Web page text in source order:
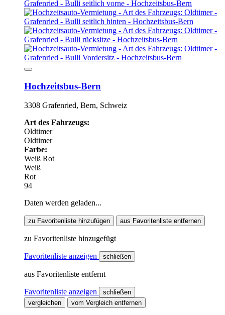
Hochzeitsbus-Bern
3308 Grafenried, Bern, Schweiz
Art des Fahrzeugs:
Oldtimer
Oldtimer
Farbe:
Weiß Rot
Weiß
Rot
94
Daten werden geladen...
zu Favoritenliste hinzufügen aus Favoritenliste entfernen
zu Favoritenliste hinzugefügt
Favoritenliste anzeigen schließen
aus Favoritenliste entfernt
Favoritenliste anzeigen
schließen
vergleichen
vom Vergleich entfernen